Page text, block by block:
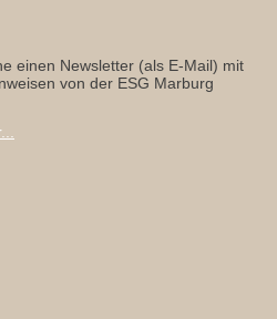
einen Newsletter (als E-Mail) mit
von der ESG Marburg